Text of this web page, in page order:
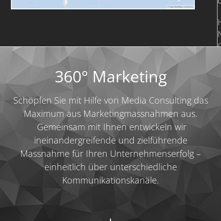
360° Marketing
Schöpfen Sie mit Hilfe von Media Consulting das
Maximum aus Marketingmassnahmen aus.
Gemeinsam mit Ihnen entwickeln wir
ineinandergreifende und zielführende
Massnahme für Ihren Unternehmenserfolg –
einheitlich über unterschiedliche
Kommunikationskanäle.